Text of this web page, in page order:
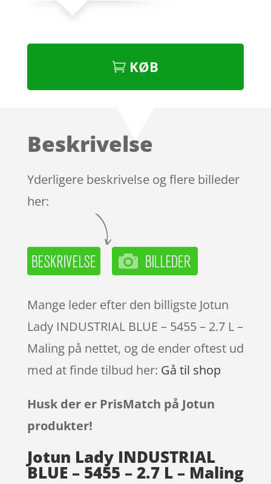
KØB
Beskrivelse
Yderligere beskrivelse og flere billeder
her:
Mange leder efter den billigste Jotun
Lady INDUSTRIAL BLUE – 5455 – 2.7 L –
Maling på nettet, og de ender oftest ud
med at finde tilbud her: Gå til shop
Husk der er PrisMatch på Jotun
produkter!
Jotun Lady INDUSTRIAL
BLUE – 5455 – 2.7 L – Maling